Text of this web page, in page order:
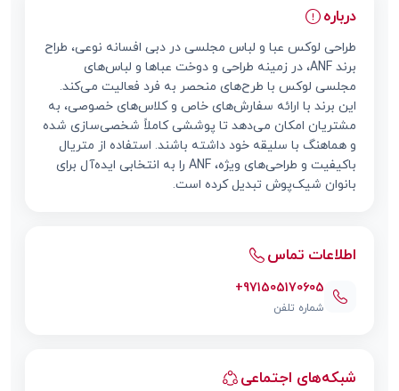
درباره
طراحی لوکس عبا و لباس مجلسی در دبی افسانه نوعی، طراح
برند ANF، در زمینه طراحی و دوخت عباها و لباس‌های
مجلسی لوکس با طرح‌های منحصر به فرد فعالیت می‌کند.
این برند با ارائه سفارش‌های خاص و کلاس‌های خصوصی، به
مشتریان امکان می‌دهد تا پوششی کاملاً شخصی‌سازی شده
و هماهنگ با سلیقه خود داشته باشند. استفاده از متریال
باکیفیت و طراحی‌های ویژه، ANF را به انتخابی ایده‌آل برای
بانوان شیک‌پوش تبدیل کرده است.
اطلاعات تماس
+971505170605
شماره تلفن
شبکه‌های اجتماعی